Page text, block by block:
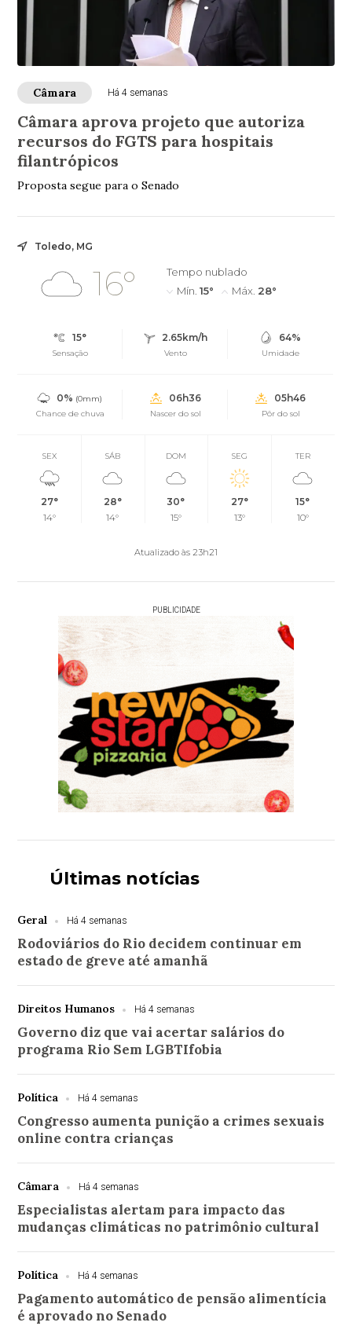
Câmara Há 4 semanas
Câmara aprova projeto que autoriza
recursos do FGTS para hospitais
filantrópicos
Proposta segue para o Senado
Toledo, MG
16°
Tempo nublado
Mín. 15° Máx. 28°
15°
Sensação
2.65km/h
Vento
64%
Umidade
0% (0mm)
Chance de chuva
06h36
Nascer do sol
05h46
Pôr do sol
SEX
27°
14°
SÁB
28°
14°
DOM
30°
15°
SEG
27°
13°
TER
15°
10°
Atualizado às 23h21
PUBLICIDADE
Últimas notícias
Geral Há 4 semanas
Rodoviários do Rio decidem continuar em
estado de greve até amanhã
Direitos Humanos Há 4 semanas
Governo diz que vai acertar salários do
programa Rio Sem LGBTIfobia
Política Há 4 semanas
Congresso aumenta punição a crimes sexuais
online contra crianças
Câmara Há 4 semanas
Especialistas alertam para impacto das
mudanças climáticas no patrimônio cultural
Política Há 4 semanas
Pagamento automático de pensão alimentícia
é aprovado no Senado